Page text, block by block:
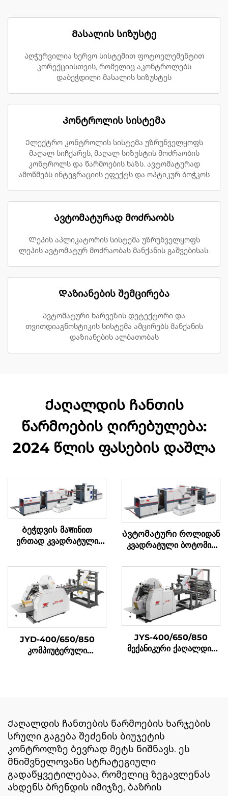
Მასალის სიზუსტე
Აღჭურვილია სერვო სისტემით ფოტოელემენტით
კორექციისთვის, რომელიც აკონტროლებს
დაბეჭდილი მასალის სიზუსტეს
Კონტროლის სისტემა
Ელექტრო კონტროლის სისტემა უზრუნველყოფს
მაღალ სიჩქარეს, მაღალ სიზუსტის მოძრაობის
კონტროლს და წარმოების ხაზს. ავტომატურად
ამოწმებს ინტეგრაციის ეფექტს და ოპტიკურ ბოჭკოს
Ავტომატურად მოძრაობს
Ლეპის აპლიკატორის სისტემა უზრუნველყოფს
ლეპის ავტომატურ მოძრაობას მანქანის გაშვებისას.
Დაზიანების შემცირება
Ავტომატური ხარვეზის დეტექტორი და
თვითდიაგნოსტიკის სისტემა ამცირებს მანქანის
დაზიანების ალბათობას
Ქაღალდის ჩანთის
წარმოების ღირებულება:
2024 წლის ფასების დაშლა
Ბეჭდვის მაशინით
ერთად კვადრატული
Ავტომატური როლიდან
კვადრატული ბოტომის
მაშინი
JYD-400/650/850
კომპიუტერული
JYS-400/650/850
მექანიკური ქაღალდის
Ქაღალდის ჩანთების წარმოების ხარჯების
სრული გაგება შეძენის ბიუჯეტის
კონტროლზე ბევრად მეტს ნიშნავს. ეს
მნიშვნელოვანი სტრატეგიული
გადაწყვეტილებაა, რომელიც ზეგავლენას
ახდენს ბრენდის იმიჯზე, ბაზრის